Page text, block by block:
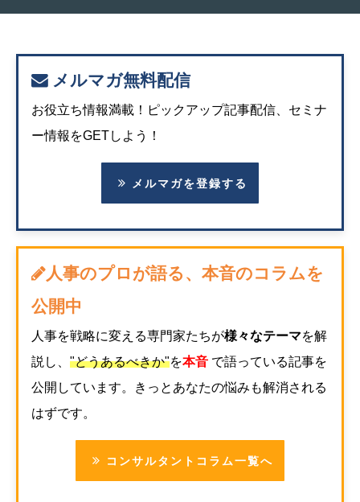
メルマガ無料配信
お役立ち情報満載！ピックアップ記事配信、セミナ
ー情報をGETしよう！
メルマガを登録する
人事のプロが語る、本音のコラムを
公開中
人事を戦略に変える専門家たちが様々なテーマを解
説し、 "どうあるべきか"を本音 で語っている記事を
公開しています。きっとあなたの悩みも解消される
はずです。
コンサルタントコラム一覧へ